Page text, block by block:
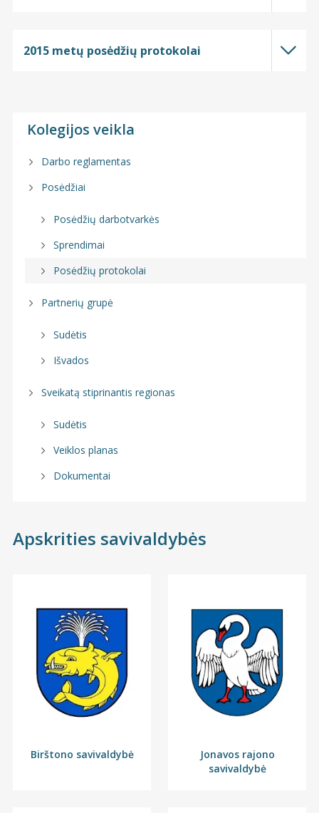
Kolegijos veikla
Darbo reglamentas
Posėdžiai
Posėdžių darbotvarkės
Sprendimai
Posėdžių protokolai
Partnerių grupė
Sudėtis
Išvados
Sveikatą stiprinantis regionas
Sudėtis
Veiklos planas
Dokumentai
2015 metų posėdžių protokolai
Apskrities savivaldybės
Birštono savivaldybė
Jonavos rajono
savivaldybė